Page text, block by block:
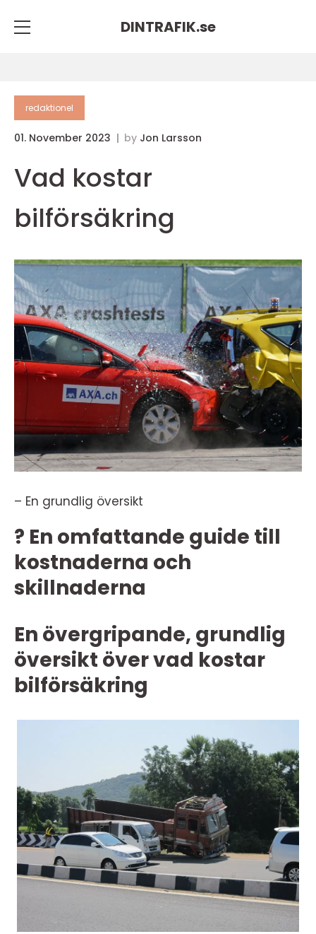
DINTRAFIK.se
redaktionel
01. November 2023 by Jon Larsson
Vad kostar
bilförsäkring
– En grundlig översikt
? En omfattande guide till
kostnaderna och
skillnaderna
En övergripande, grundlig
översikt över vad kostar
bilförsäkring